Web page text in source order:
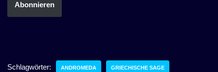
Abonnieren
Schlagwörter: ANDROMEDA GRIECHISCHE SAGE